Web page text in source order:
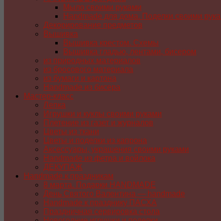
Мыло своими руками
Handmade для дома. Поделки своими
Декорирование предметов
Вышивка
Вышивка крестом. Схемы
Вышивка гладью, лентами, бисером
из природных материалов
из бросового материала
из бумаги и картона
Handmade из бисера
Мастер-класс
Лепка
Игрушки и куклы своими руками
Плетение из газет и журналов
Цветы из ткани
Цветы и поделки из капрона
Аксессуары, украшения своими руками
Handmade из фетра и войлока
ДЕКУПАЖ
Handmade к праздникам
8 марта. Подарки HANDMADE
День Святого Валентина — handmade
Handmade к празднику ПАСХA
Праздничная сервировка стола